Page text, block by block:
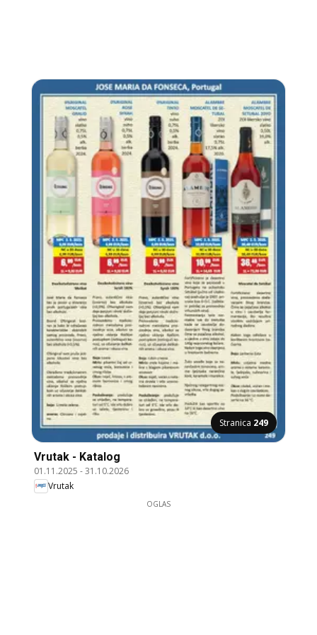
Stranica 249
Vrutak - Katalog
01.11.2025 -31.10.2026
Vrutak
OGLAS